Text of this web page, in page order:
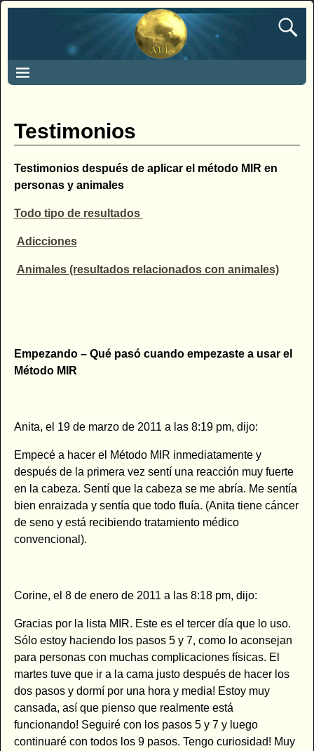
Testimonios
Testimonios después de aplicar el método MIR en
personas y animales
Todo tipo de resultados
Adicciones
Animales (resultados relacionados con animales)
Empezando – Qué pasó cuando empezaste a usar el
Método MIR
Anita, el 19 de marzo de 2011 a las 8:19 pm, dijo:
Empecé a hacer el Método MIR inmediatamente y
después de la primera vez sentí una reacción muy fuerte
en la cabeza. Sentí que la cabeza se me abría. Me sentía
bien enraizada y sentía que todo fluía. (Anita tiene cáncer
de seno y está recibiendo tratamiento médico
convencional).
Corine, el 8 de enero de 2011 a las 8:18 pm, dijo:
Gracias por la lista MIR. Este es el tercer día que lo uso.
Sólo estoy haciendo los pasos 5 y 7, como lo aconsejan
para personas con muchas complicaciones físicas. El
martes tuve que ir a la cama justo después de hacer los
dos pasos y dormí por una hora y media! Estoy muy
cansada, así que pienso que realmente está
funcionando! Seguiré con los pasos 5 y 7 y luego
continuaré con todos los 9 pasos. Tengo curiosidad! Muy